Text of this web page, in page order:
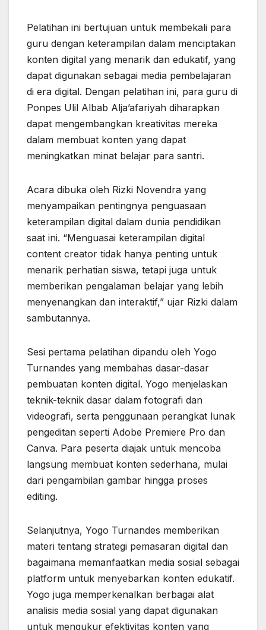
Pelatihan ini bertujuan untuk membekali para
guru dengan keterampilan dalam menciptakan
konten digital yang menarik dan edukatif, yang
dapat digunakan sebagai media pembelajaran
di era digital. Dengan pelatihan ini, para guru di
Ponpes Ulil Albab Alja’afariyah diharapkan
dapat mengembangkan kreativitas mereka
dalam membuat konten yang dapat
meningkatkan minat belajar para santri.
Acara dibuka oleh Rizki Novendra yang
menyampaikan pentingnya penguasaan
keterampilan digital dalam dunia pendidikan
saat ini. “Menguasai keterampilan digital
content creator tidak hanya penting untuk
menarik perhatian siswa, tetapi juga untuk
memberikan pengalaman belajar yang lebih
menyenangkan dan interaktif,” ujar Rizki dalam
sambutannya.
Sesi pertama pelatihan dipandu oleh Yogo
Turnandes yang membahas dasar-dasar
pembuatan konten digital. Yogo menjelaskan
teknik-teknik dasar dalam fotografi dan
videografi, serta penggunaan perangkat lunak
pengeditan seperti Adobe Premiere Pro dan
Canva. Para peserta diajak untuk mencoba
langsung membuat konten sederhana, mulai
dari pengambilan gambar hingga proses
editing.
Selanjutnya, Yogo Turnandes memberikan
materi tentang strategi pemasaran digital dan
bagaimana memanfaatkan media sosial sebagai
platform untuk menyebarkan konten edukatif.
Yogo juga memperkenalkan berbagai alat
analisis media sosial yang dapat digunakan
untuk mengukur efektivitas konten yang